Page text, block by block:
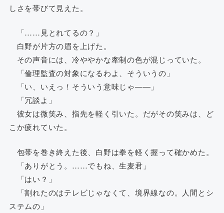
しさを帯びて見えた。
「……見とれてるの？」
白野が片方の眉を上げた。
その声音には、冷ややかな牽制の色が混じっていた。
「倫理監査の対象になるわよ、そういうの」
「い、いえっ！そういう意味じゃ――」
「冗談よ」
彼女は微笑み、指先を軽く引いた。だがその笑みは、ど
こか疲れていた。
包帯を巻き終えた後、白野は拳を軽く握って確かめた。
「ありがとう。……でもね、生麦君」
「はい？」
「割れたのはテレビじゃなくて、境界線なの。人間とシ
ステムの」